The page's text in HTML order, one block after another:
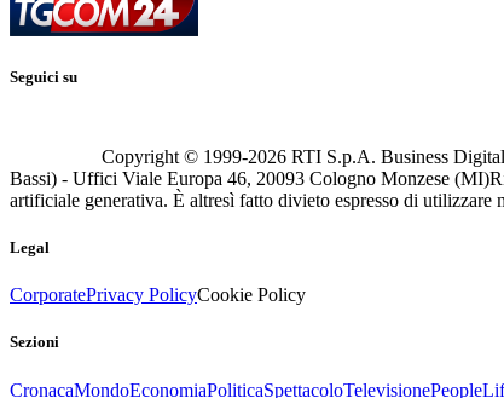
Seguici su
Copyright © 1999-2026 RTI S.p.A. Business
Bassi) - Uffici Viale Europa 46, 20093 Cologno Monzese (MI)
artificiale generativa. È altresì fatto divieto espresso di utilizzare
Legal
CorporatePrivacy PolicyCookie Policy
Sezioni
CronacaMondoEconomiaPoliticaSpettacoloTelevisionePeople